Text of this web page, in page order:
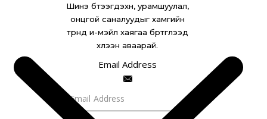
Шинэ бүтээгдэхүүн, урамшуулал,
онцгой саналуудыг хамгийн
түрүүнд и-мэйл хаягаа бүртгүүлээд
хүлээн аваарай.
Email Address